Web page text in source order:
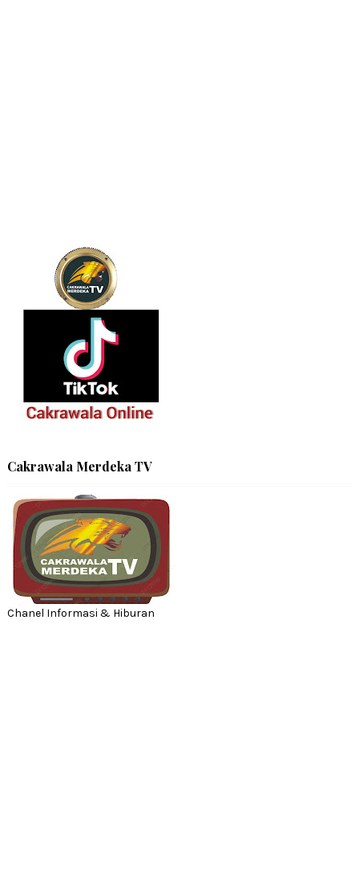
Cakrawala Merdeka TV
Chanel Informasi & Hiburan